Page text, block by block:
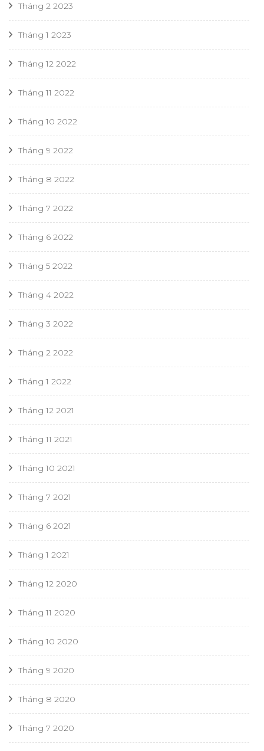
Tháng 2 2023
Tháng 1 2023
Tháng 12 2022
Tháng 11 2022
Tháng 10 2022
Tháng 9 2022
Tháng 8 2022
Tháng 7 2022
Tháng 6 2022
Tháng 5 2022
Tháng 4 2022
Tháng 3 2022
Tháng 2 2022
Tháng 1 2022
Tháng 12 2021
Tháng 11 2021
Tháng 10 2021
Tháng 7 2021
Tháng 6 2021
Tháng 1 2021
Tháng 12 2020
Tháng 11 2020
Tháng 10 2020
Tháng 9 2020
Tháng 8 2020
Tháng 7 2020